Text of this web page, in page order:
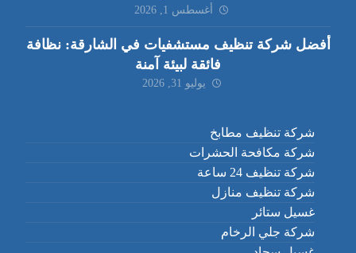
أغسطس 1, 2026
أفضل شركة تنظيف مستشفيات في الشارقة: نظافة
فائقة لبيئة آمنة
يوليو 31, 2026
شركة تنظيف مطابخ
شركة مكافحة الحشرات
شركة تنظيف 24 ساعة
شركة تنظيف منازل
غسيل ستائر
شركة جلي الرخام